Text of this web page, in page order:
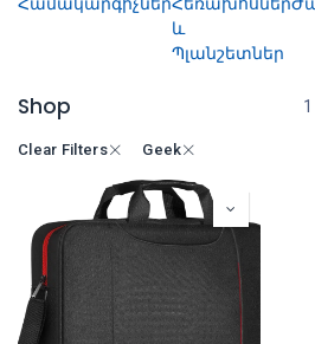
ՀամակարգիչներՀեռախոսներ
և
Պլանշետներ
Shop
Clear Filters Geek